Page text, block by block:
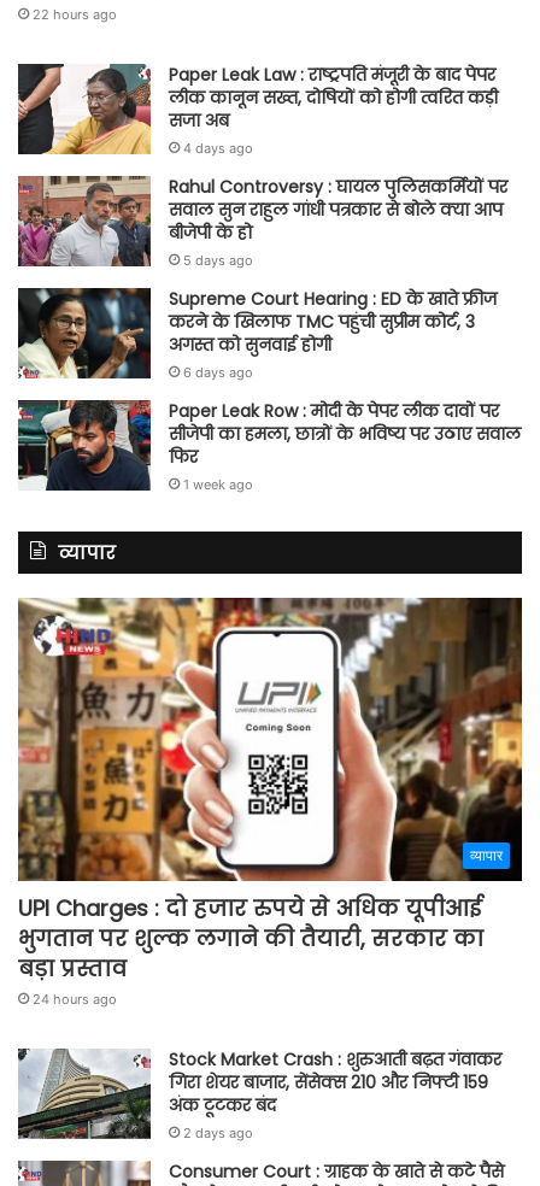
22 hours ago
Paper Leak Law : राष्ट्रपति मंजूरी के बाद पेपर
लीक कानून सख्त, दोषियों को होगी त्वरित कड़ी
सजा अब
4 days ago
Rahul Controversy : घायल पुलिसकर्मियों पर
सवाल सुन राहुल गांधी पत्रकार से बोले क्या आप
बीजेपी के हो
5 days ago
Supreme Court Hearing : ED के खाते फ्रीज
करने के खिलाफ TMC पहुंची सुप्रीम कोर्ट, 3
अगस्त को सुनवाई होगी
6 days ago
Paper Leak Row : मोदी के पेपर लीक दावों पर
सीजेपी का हमला, छात्रों के भविष्य पर उठाए सवाल
फिर
1 week ago
व्यापार
व्यापार
UPI Charges : दो हजार रुपये से अधिक यूपीआई
भुगतान पर शुल्क लगाने की तैयारी, सरकार का
बड़ा प्रस्ताव
24 hours ago
Stock Market Crash : शुरुआती बढ़त गंवाकर
गिरा शेयर बाजार, सेंसेक्स 210 और निफ्टी 159
अंक टूटकर बंद
2 days ago
Consumer Court : ग्राहक के खाते से कटे पैसे